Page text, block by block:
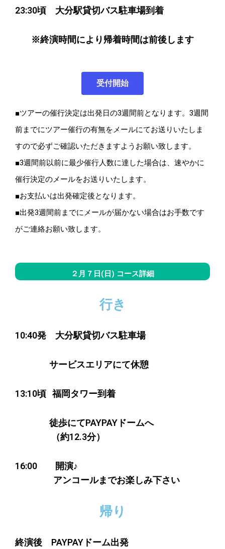
23:30頃 大分駅貸切バス駐車場到着
※終演時間により帰着時間は前後します
受付開始
■ツアーの催行決定は出発日の3週間前となります。3週間
前までにツアー催行の有無をメールにてお送りいたしま
すので必ずご確認いただきますようお願い致します。
■3週間前以前に最少催行人数に達した場合は、速やかに
催行決定のメールをお送りいたします。
■お支払いは出発確定後となります。
■出発3週間前までにメールが届かない場合はお手数です
がご連絡お願い致します。
２月７日(日) コース詳細
行き
10:40発大分駅貸切バス駐車場
サービスエリアにて休憩
13:10頃 福岡タワー到着
徒歩にてPAYPAYドームへ
（約12.3分）
16:00 開演♪
アンコールまでお楽しみ下さい
帰り
終演後 PAYPAYドーム出発